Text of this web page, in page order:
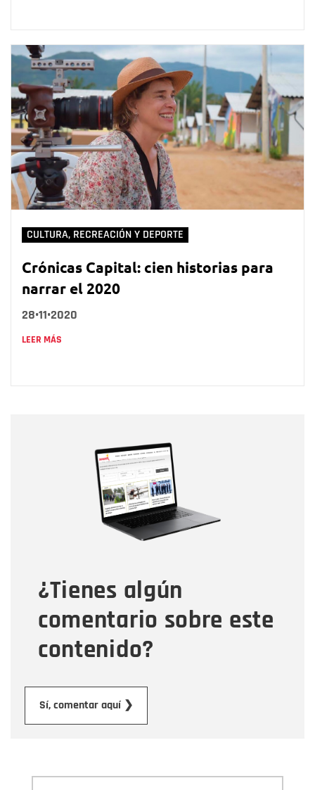
CULTURA, RECREACIÓN Y DEPORTE
Crónicas Capital: cien historias para
narrar el 2020
28•11•2020
LEER MÁS
¿Tienes algún
comentario sobre este
contenido?
Sí, comentar aquí ❯
Correo electrónico
Tipo de comentario
Mensaje